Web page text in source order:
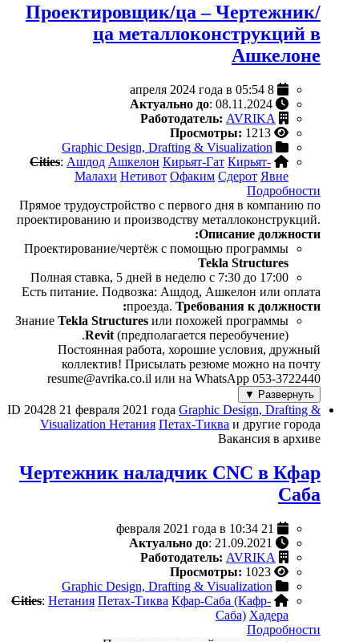
Проектировщик/ца – Чертежник/
ца металлоконструкций в
Ашкелоне
Актуально до: 08.11.2024
Работодатель: AVRIKA
Просмотры: 1213
Graphic Design, Drafting & Visualization
Cities: Ашдод Ашкелон Кирьят-Гат Кирьят-
Малахи Нетивот Офаким Сдерот Явне
Подробности
Прямое трудоустройство с первого дня в компанию по
проектированию и производству металлоконструкций.
Описание должности:
Проектирование/чертёж с помощью программы
Tekla Structures
Полная ставка, 5 дней в неделю с 7:30 до 17:00
Есть питание. Подвозка: Ашдод, Ашкелон или оплата
проезда. Требования к должности:
Знание Tekla Structures или похожей программы
Revit (предполагается переобучение).
Постоянная работа, хорошие условия, дружный
коллектив! Присылать резюме можно на почту
resume@avrika.co.il или на WhatsApp 053-3722440
Развернуть ▼
ID 20428 21 февраля 2021 года Graphic Design, Drafting &
Visualization Нетания Петах-Тиква и другие города
Вакансия в архиве
Чертежник наладчик CNC в Кфар
Саба
Актуально до: 21.09.2021
Работодатель: AVRIKA
Просмотры: 1023
Graphic Design, Drafting & Visualization
Cities: Нетания Петах-Тиква Кфар-Саба (Кафр-
Саба) Хадера
Подробности